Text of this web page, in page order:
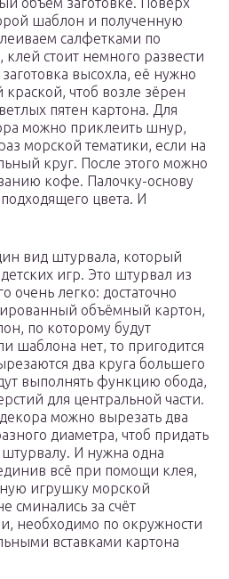
шаблон и полученную
салфетками по
стоит немного развести
высохла, её нужно
чтоб возле зёрен
пятен картона. Для
можно приклеить шнур,
морской тематики, если на
круг. После этого можно
кофе. Палочку-основу
цвета. И
вид штурвала, который
игр. Это штурвал из
очень легко: достаточно
объёмный картон,
по которому будут
шаблона нет, то пригодится
два круга большего
выполнять функцию обода,
для центральной части.
можно вырезать два
диаметра, чтоб придать
И нужна одна
всё при помощи клея,
игрушку морской
сминались за счёт
необходимо по окружности
вставками картона